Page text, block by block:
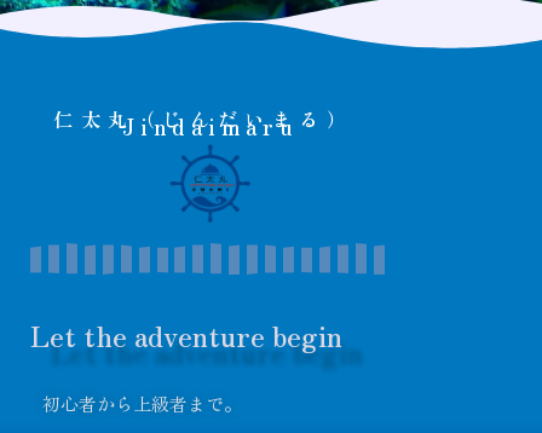
仁太丸（じんだいまる）
Jindaimaru
Let the adventure begin​
初心者から上級者まで。